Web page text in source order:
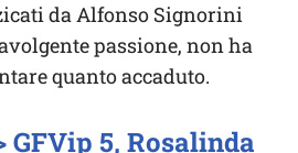
da Alfonso Signorini
passione, non ha
quanto accaduto.
GFVip 5, Rosalinda